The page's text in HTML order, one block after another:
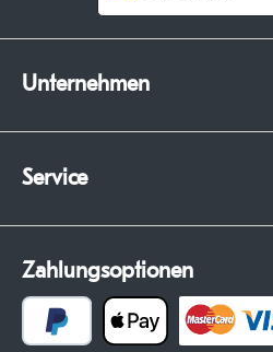
Unternehmen
Service
Zahlungsoptionen